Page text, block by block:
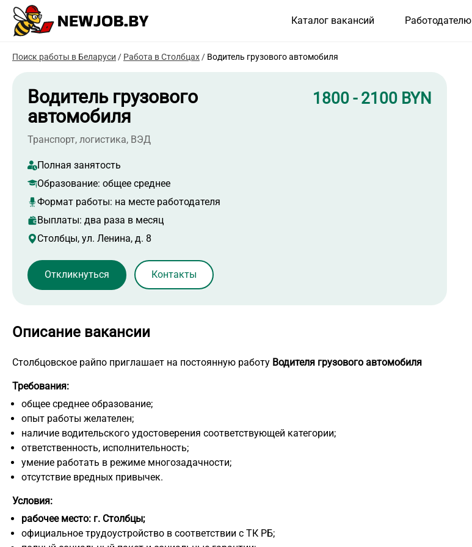
Каталог вакансий Работодателю
Поиск работы в Беларуси / Работа в Столбцах/ Водитель грузового автомобиля
Водитель грузового
автомобиля
1800 - 2100 BYN
Транспорт, логистика, ВЭД
Полная занятость
Образование: общее среднее
Формат работы: на месте работодателя
Выплаты: два раза в месяц
Столбцы, ул. Ленина, д. 8
Контакты
Описание вакансии
Столбцовское райпо приглашает на постоянную работу Водителя грузового автомобиля
Требования:
общее среднее образование;
опыт работы желателен;
наличие водительского удостоверения соответствующей категории;
ответственность, исполнительность;
умение работать в режиме многозадачности;
отсутствие вредных привычек.
Условия:
рабочее место: г. Столбцы;
официальное трудоустройство в соответствии с ТК РБ;